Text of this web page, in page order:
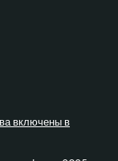
включены в